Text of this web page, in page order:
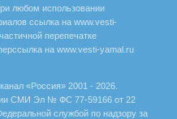
любом использовании
ссылка на www.vesti-
перепечатке
на www.vesti-yamal.ru
«Россия» 2001 - 2026.
СМИ Эл № ФС 77-59166 от 22
службой по надзору за